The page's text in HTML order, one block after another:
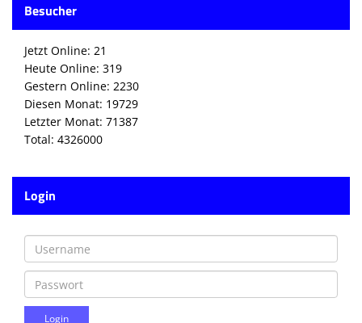
Besucher
Jetzt Online: 21
Heute Online: 319
Gestern Online: 2230
Diesen Monat: 19729
Letzter Monat: 71387
Total: 4326000
Login